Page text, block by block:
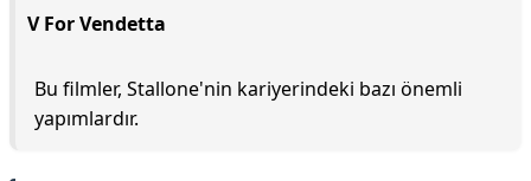
V For Vendetta
Bu filmler, Stallone'nin kariyerindeki bazı önemli
yapımlardır.